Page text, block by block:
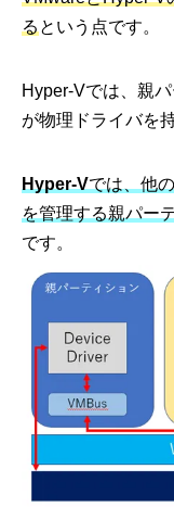
る という点です。
Hyper-Vでは、親
が物理ドライバを
Hyper-Vでは、他
を管理する親パー
です。